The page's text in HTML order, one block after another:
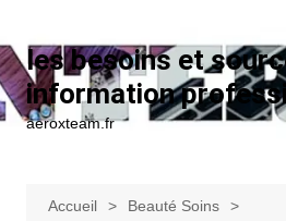
les besoins et
information
aeroxteam.fr
Accueil
Beauté Soins